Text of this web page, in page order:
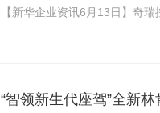
【新华企业资讯6月13日】奇
“智领新生代座驾”全新